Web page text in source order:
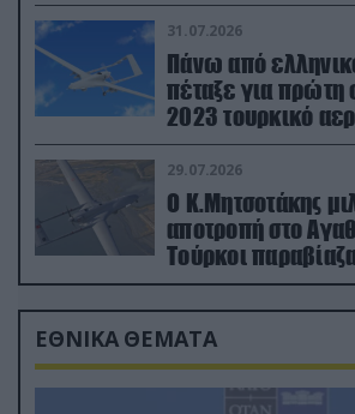
31.07.2026
Πάνω από
πέταξε για πρώτη
2023 τουρκικό
29.07.2026
Ο Κ.Μητσοτάκης
αποτροπή στο
Τούρκοι
drone
ΕΘΝΙΚΑ ΘΕΜΑΤΑ